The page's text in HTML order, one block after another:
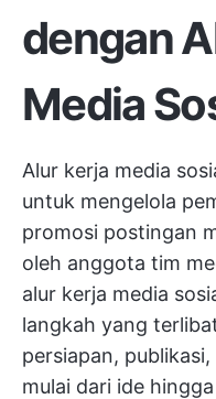
dengan
Media
Alur kerja media
untuk mengelola
promosi postingan
oleh anggota tim
alur kerja media
langkah yang
persiapan,
mulai dari ide